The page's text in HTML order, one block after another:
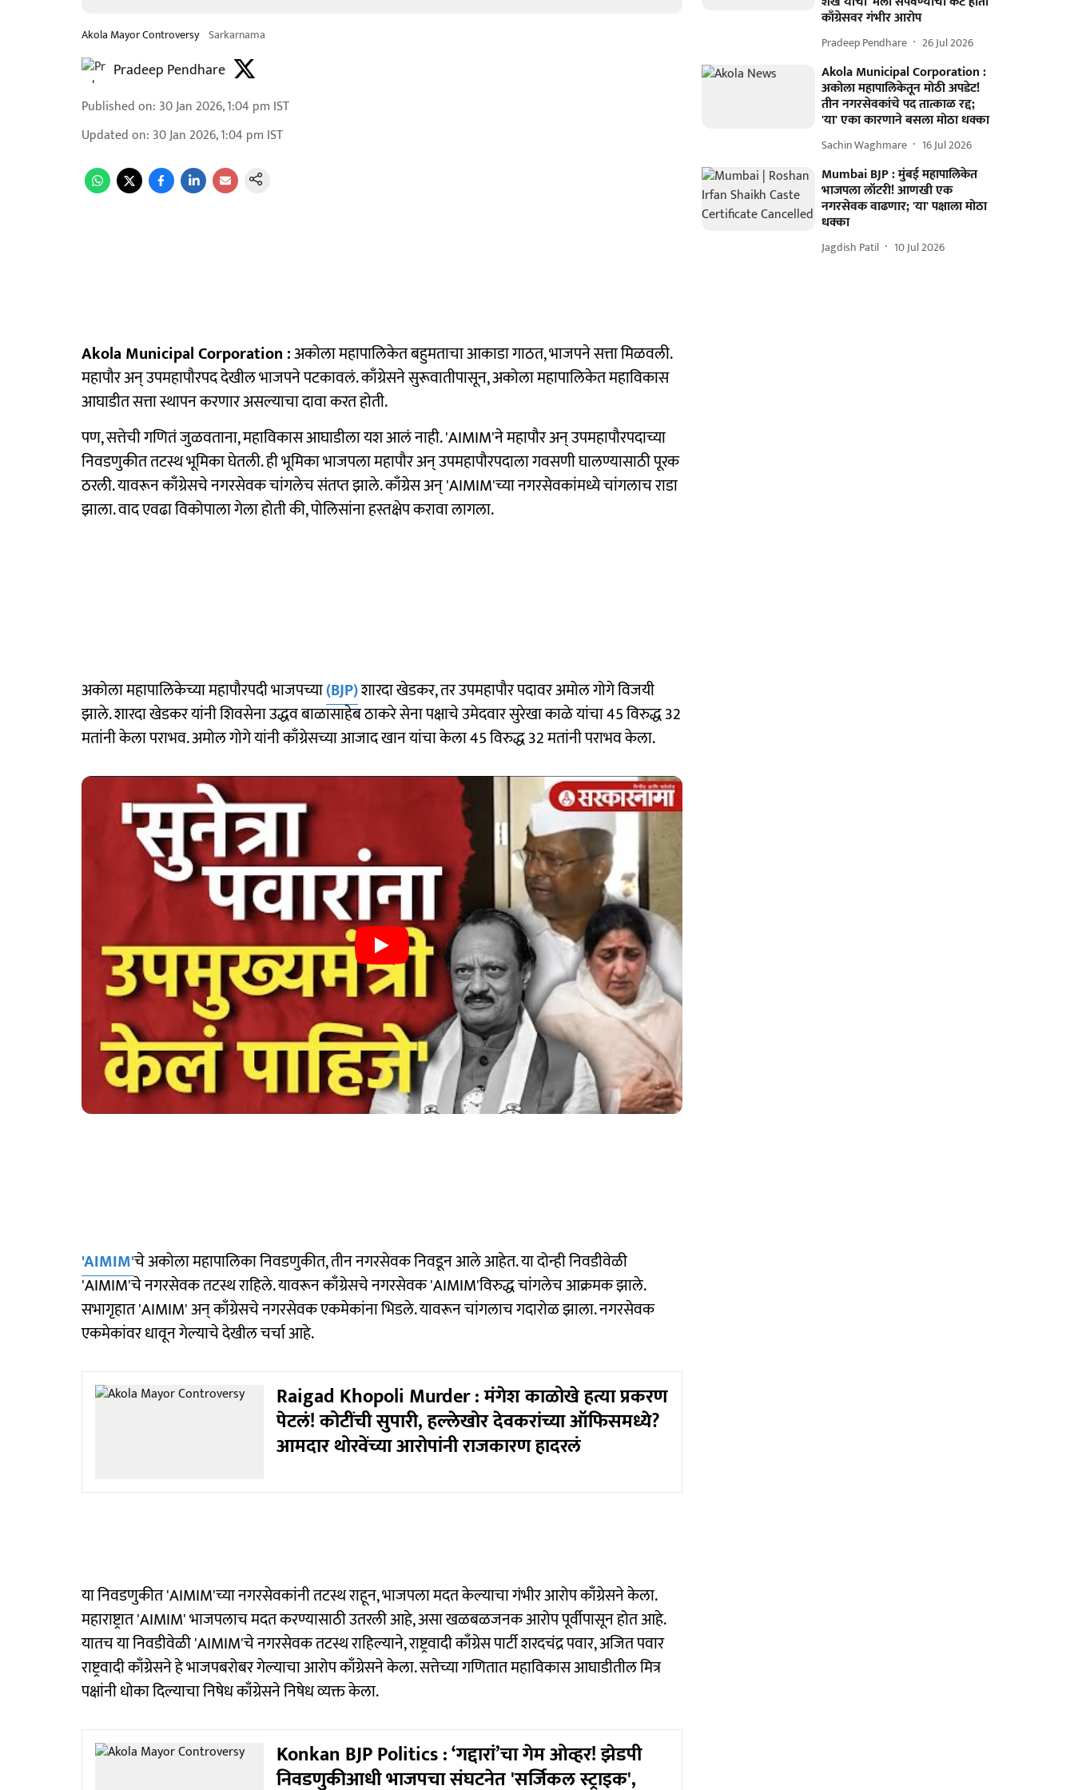
Akola Mayor Controversy Sarkarnama
Pradeep Pendhare
Published on: 30 Jan 2026, 1:04 pm IST
Updated on: 30 Jan 2026, 1:04 pm IST
Akola Municipal Corporation :अकोला महापालिकेत बहुमताचा आकाडा गाठत, भाजपने सत्ता मिळवली.
महापौर अन् उपमहापौरपद देखील भाजपने पटकावलं. काँग्रेसने सुरूवातीपासून, अकोला महापालिकेत महाविकास
आघाडीत सत्ता स्थापन करणार असल्याचा दावा करत होती.
पण, सत्तेची गणितं जुळवताना, महाविकास आघाडीला यश आलं नाही. 'AIMIM'ने महापौर अन् उपमहापौरपदाच्या
निवडणुकीत तटस्थ भूमिका घेतली. ही भूमिका भाजपला महापौर अन् उपमहापौरपदाला गवसणी घालण्यासाठी पूरक
ठरली. यावरून काँग्रेसचे नगरसेवक चांगलेच संतप्त झाले. काँग्रेस अन् 'AIMIM'च्या नगरसेवकांमध्ये चांगलाच राडा
झाला. वाद एवढा विकोपाला गेला होती की, पोलिसांना हस्तक्षेप करावा लागला.
अकोला महापालिकेच्या महापौरपदी भाजपच्या(BJP)शारदा खेडकर, तर उपमहापौर पदावर अमोल गोगे विजयी
झाले. शारदा खेडकर यांनी शिवसेना उद्धव बाळासाहेब ठाकरे सेना पक्षाचे उमेदवार सुरेखा काळे यांचा 45 विरुद्ध 32
मतांनी केला पराभव. अमोल गोगे यांनी काँग्रेसच्या आजाद खान यांचा केला 45 विरुद्ध 32 मतांनी पराभव केला.
'AIMIM'चे अकोला महापालिका निवडणुकीत, तीन नगरसेवक निवडून आले आहेत. या दोन्ही निवडीवेळी
'AIMIM'चे नगरसेवक तटस्थ राहिले. यावरून काँग्रेसचे नगरसेवक 'AIMIM'विरुद्ध चांगलेच आक्रमक झाले.
सभागृहात 'AIMIM' अन् काँग्रेसचे नगरसेवक एकमेकांना भिडले. यावरून चांगलाच गदारोळ झाला. नगरसेवक
एकमेकांवर धावून गेल्याचे देखील चर्चा आहे.
Raigad Khopoli Murder : मंगेश काळोखे हत्या प्रकरण
पेटलं! कोटींची सुपारी, हल्लेखोर देवकरांच्या ऑफिसमध्ये?
आमदार थोरवेंच्या आरोपांनी राजकारण हादरलं
या निवडणुकीत 'AIMIM'च्या नगरसेवकांनी तटस्थ राहून, भाजपला मदत केल्याचा गंभीर आरोप काँग्रेसने केला.
महाराष्ट्रात 'AIMIM' भाजपलाच मदत करण्यासाठी उतरली आहे, असा खळबळजनक आरोप पूर्वीपासून होत आहे.
यातच या निवडीवेळी 'AIMIM'चे नगरसेवक तटस्थ राहिल्याने, राष्ट्रवादी काँग्रेस पार्टी शरदचंद्र पवार, अजित पवार
राष्ट्रवादी काँग्रेसने हे भाजपबरोबर गेल्याचा आरोप काँग्रेसने केला. सत्तेच्या गणितात महाविकास आघाडीतील मित्र
पक्षांनी धोका दिल्याचा निषेध काँग्रेसने निषेध व्यक्त केला.
Konkan BJP Politics : ‘गद्दारां’चा गेम ओव्हर! झेडपी
निवडणुकीआधी भाजपचा संघटनेत 'सर्जिकल स्ट्राइक',
काँग्रेसवर गंभीर आरोप
Pradeep Pendhare 26 Jul 2026
Akola Municipal Corporation :
अकोला महापालिकेतून मोठी अपडेट!
तीन नगरसेवकांचे पद तात्काळ रद्द;
'या' एका कारणाने बसला मोठा धक्का
Sachin Waghmare 16 Jul 2026
Mumbai BJP : मुंबई महापालिकेत
भाजपला लॉटरी! आणखी एक
नगरसेवक वाढणार; 'या' पक्षाला मोठा
धक्का
Jagdish Patil 10 Jul 2026